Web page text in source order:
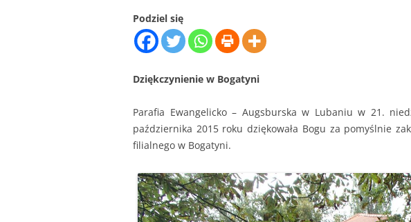
Podziel się
Dziękczynienie w Bogatyni
Parafia Ewangelicko – Augsburska w Lubaniu w 21.
października 2015 roku dziękowała Bogu za pomyślnie
filialnego w Bogatyni.